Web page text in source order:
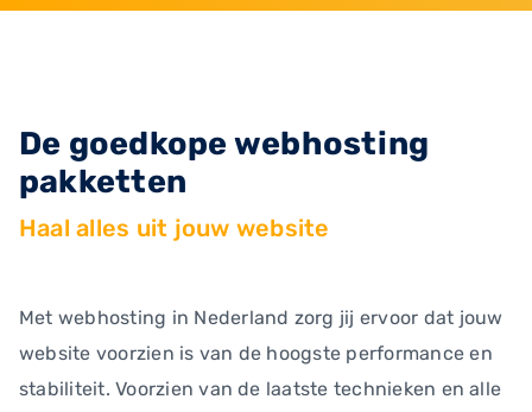
De goedkope webhosting
pakketten
Haal alles uit jouw website
Met webhosting in Nederland zorg jij ervoor dat jouw
website voorzien is van de hoogste performance en
stabiliteit. Voorzien van de laatste technieken en alle